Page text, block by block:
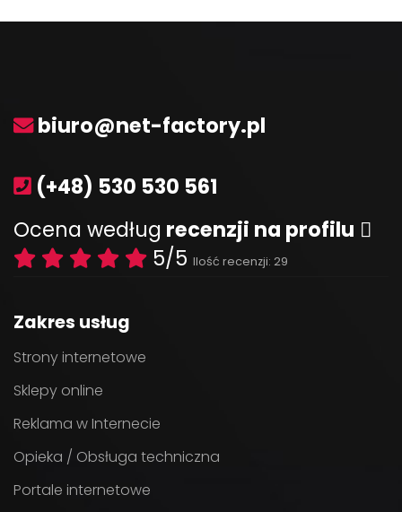
biuro@net-factory.pl
(+48) 530 530 561
Ocena według recenzji na profilu
5/5 Ilość recenzji: 29
Zakres usług
Strony internetowe
Sklepy online
Reklama w Internecie
Opieka / Obsługa techniczna
Portale internetowe